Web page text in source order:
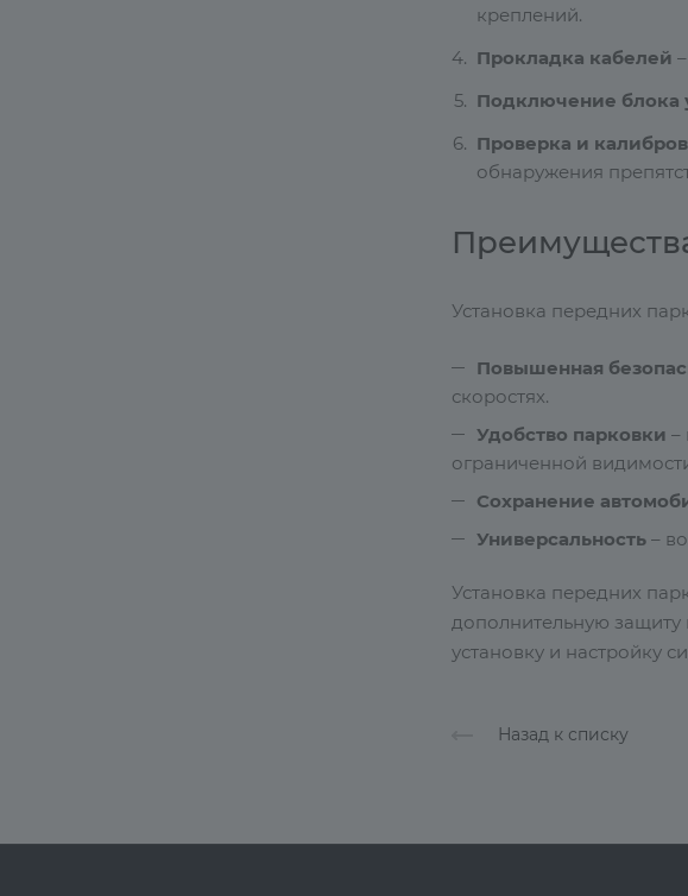
креплений.
Прокладка кабелей
Подключение блока
Проверка и
обнаружения
Установка передних
Повышенная
скоростях.
Удобство парковки –
ограниченной
Сохранение
Универсальность –
Установка передних
дополнительную защиту
установку и настройку
Назад к списку